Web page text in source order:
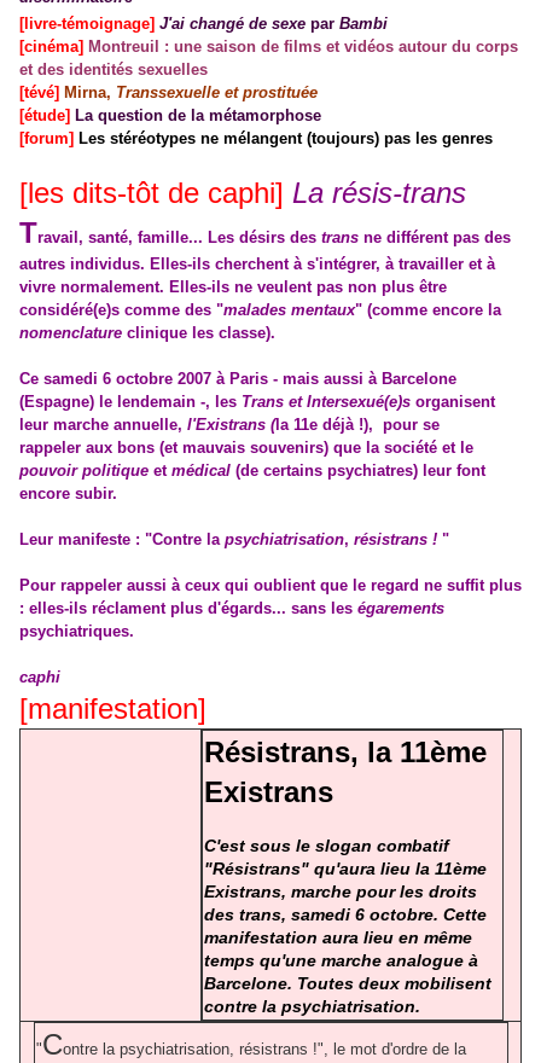
[livre-témoignage] J'ai changé de sexe par Bambi
[cinéma] Montreuil : une saison de films et vidéos autour du corps
et des identités sexuelles
[tévé] Mirna, Transsexuelle et prostituée
[étude] La question de la métamorphose
[forum] Les stéréotypes ne mélangent (toujours) pas les genres
[les dits-tôt de caphi] La résis-trans
Travail, santé, famille... Les désirs des trans ne différent pas des
autres individus. Elles-ils cherchent à s'intégrer, à travailler et à
vivre normalement. Elles-ils ne veulent pas non plus être
considéré(e)s comme des "malades mentaux" (comme encore la
nomenclature clinique les classe).
Ce samedi 6 octobre 2007 à Paris - mais aussi à Barcelone
(Espagne) le lendemain -, les Trans et Intersexué(e)s organisent
leur marche annuelle, l'Existrans (la 11e déjà !), pour se
rappeler aux bons (et mauvais souvenirs) que la société et le
pouvoir politique et médical (de certains psychiatres) leur font
encore subir.
Leur manifeste : "Contre la psychiatrisation, résistrans ! "
Pour rappeler aussi à ceux qui oublient que le regard ne suffit plus
: elles-ils réclament plus d'égards... sans les égarements
psychiatriques.
caphi
[manifestation]
Résistrans, la 11ème
Existrans
C'est sous le slogan combatif
"Résistrans" qu'aura lieu la 11ème
Existrans, marche pour les droits
des trans, samedi 6 octobre. Cette
manifestation aura lieu en même
temps qu'une marche analogue à
Barcelone. Toutes deux mobilisent
contre la psychiatrisation.
"Contre la psychiatrisation, résistrans !", le mot d'ordre de la